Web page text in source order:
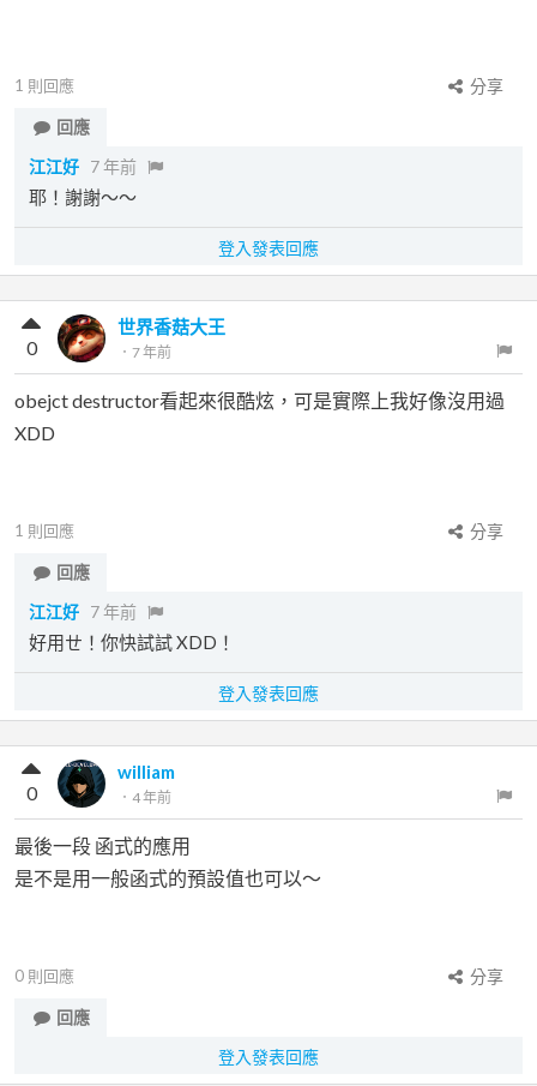
1 則回應
分享
回應
江江好 7 年前
耶！謝謝～～
登入發表回應
世界香菇大王
． 7 年前
0
obejct destructor看起來很酷炫，可是實際上我好像沒用過
XDD
1 則回應
分享
回應
江江好 7 年前
好用ㄝ！你快試試 XDD！
登入發表回應
william
． 4 年前
0
最後一段 函式的應用
是不是用一般函式的預設值也可以～
0 則回應
分享
回應
登入發表回應